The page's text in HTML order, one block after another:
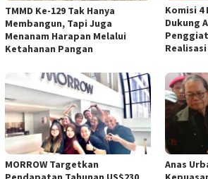
TMMD Ke-129 Tak Hanya
Membangun, Tapi Juga
Menanam Harapan Melalui
Ketahanan Pangan
Komisi 4
Dukung
Realisasi
MORROW Targetkan
Anas